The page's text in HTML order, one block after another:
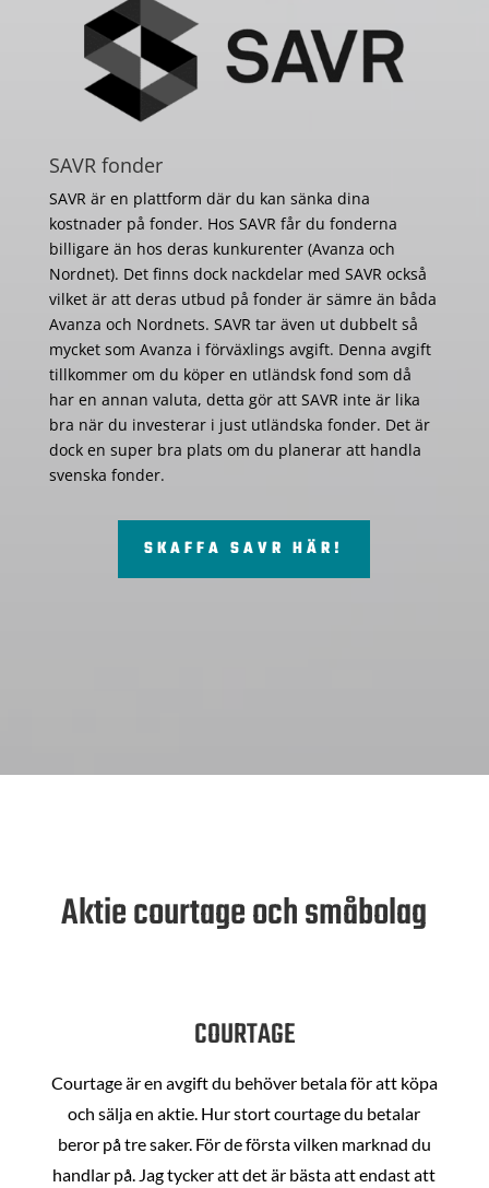
SAVR fonder
SAVR är en plattform där du kan sänka dina
kostnader på fonder. Hos SAVR får du fonderna
billigare än hos deras kunkurenter (Avanza och
Nordnet). Det finns dock nackdelar med SAVR också
vilket är att deras utbud på fonder är sämre än båda
Avanza och Nordnets. SAVR tar även ut dubbelt så
mycket som Avanza i förväxlings avgift. Denna avgift
tillkommer om du köper en utländsk fond som då
har en annan valuta, detta gör att SAVR inte är lika
bra när du investerar i just utländska fonder. Det är
dock en super bra plats om du planerar att handla
svenska fonder.
SKAFFA SAVR HÄR!
Aktie courtage och småbolag
COURTAGE
Courtage är en avgift du behöver betala för att köpa
och sälja en aktie. Hur stort courtage du betalar
beror på tre saker. För de första vilken marknad du
handlar på. Jag tycker att det är bästa att endast att